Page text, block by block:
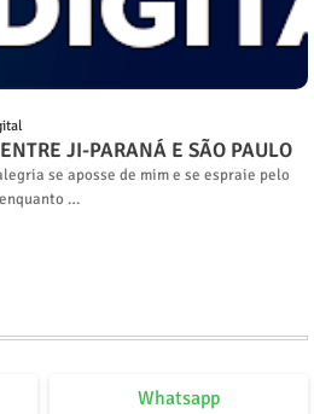
JI-PARANÁ E SÃO PAULO
se aposse de mim e se espraie pelo
…
Whatsapp